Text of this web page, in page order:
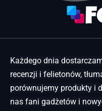
Każdego dnia
recenzji i felietonów,
porównujemy produkty i
nas fani gadżetów i